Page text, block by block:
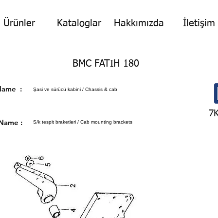
Ürünler Kataloglar Hakkımızda İletişim
BMC FATIH 180
Name :Şasi ve sürücü kabini / Chassis & cab
: S/k tespit braketleri / Cab mounting brackets